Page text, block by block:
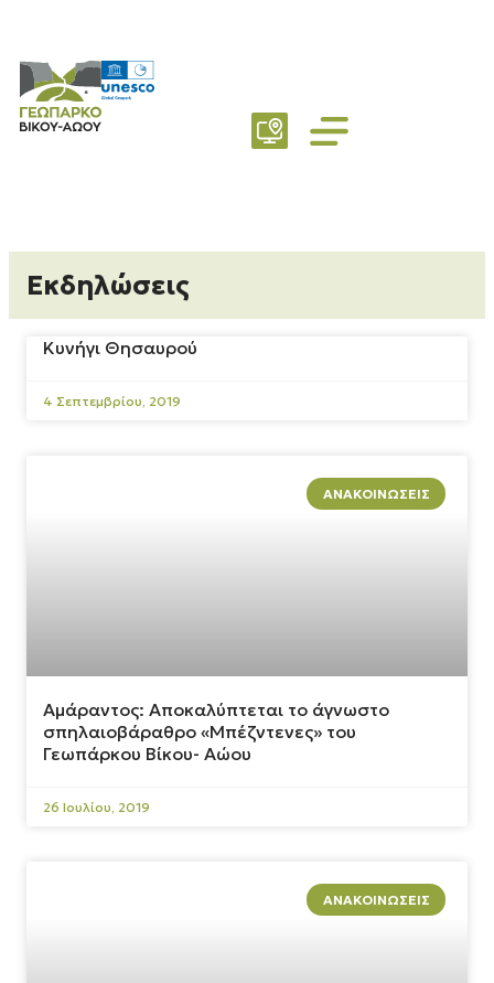
Εκδηλώσεις
Κυνήγι Θησαυρού
4 Σεπτεμβρίου, 2019
ΑΝΑΚΟΙΝΏΣΕΙΣ
Αμάραντος: Αποκαλύπτεται το άγνωστο
σπηλαιοβάραθρο «Μπέζντενες» του
Γεωπάρκου Βίκου- Αώου
26 Ιουλίου, 2019
ΑΝΑΚΟΙΝΏΣΕΙΣ